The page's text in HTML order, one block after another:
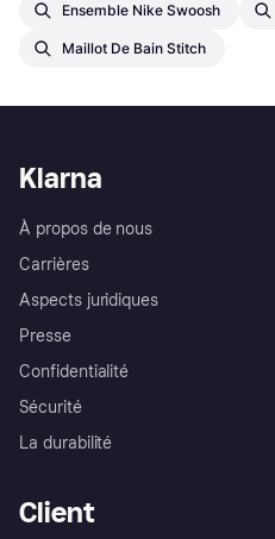
Ensemble Nike Swoosh
Maillot De Bain Stitch
Klarna
À propos de nous
Carrières
Aspects juridiques
Presse
Confidentialité
Sécurité
La durabilité
Client